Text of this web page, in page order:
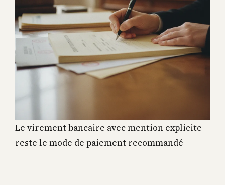
Le virement bancaire avec mention explicite
reste le mode de paiement recommandé